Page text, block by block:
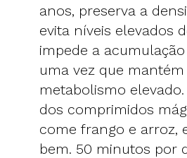
anos, preserva a
evita níveis elevados
impede a
uma vez que mantém
metabolismo
dos comprimidos
come frango e arroz,
bem. 50 minutos por